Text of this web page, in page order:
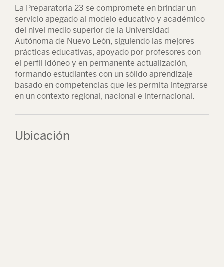
La Preparatoria 23 se compromete en brindar un
servicio apegado al modelo educativo y académico
del nivel medio superior de la Universidad
Autónoma de Nuevo León, siguiendo las mejores
prácticas educativas, apoyado por profesores con
el perfil idóneo y en permanente actualización,
formando estudiantes con un sólido aprendizaje
basado en competencias que les permita integrarse
en un contexto regional, nacional e internacional.
Ubicación